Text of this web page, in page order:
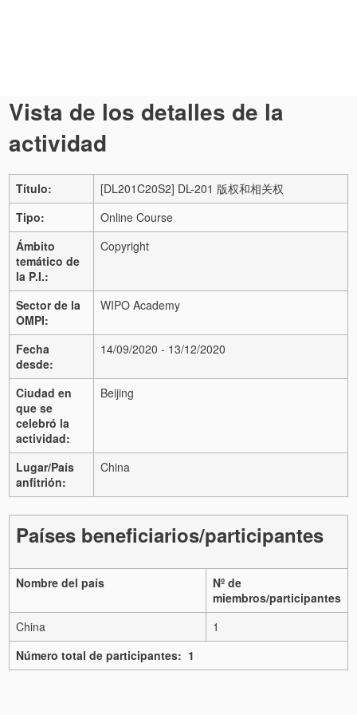
Vista de los detalles de la
actividad
Título:
[DL201C20S2] DL-201 版权和相关权
Tipo:
Online Course
Ámbito
temático de
la P.I.:
Copyright
Sector de la
OMPI:
WIPO Academy
Fecha
desde:
14/09/2020 - 13/12/2020
Ciudad en
que se
celebró la
actividad:
Beijing
Lugar/País
anfitrión:
China
Países beneficiarios/participantes
Nombre del país
Nº de
miembros/participantes
China
1
Número total de participantes: 1